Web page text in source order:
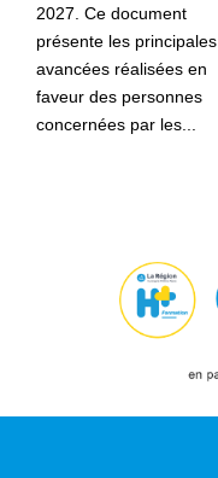
2027. Ce document
présente les principales
avancées réalisées en
faveur des personnes
concernées par les...